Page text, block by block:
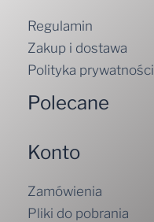
Regulamin
Zakup i dostawa
Polityka prywatności
Polecane
Konto
Zamówienia
Pliki do pobrania